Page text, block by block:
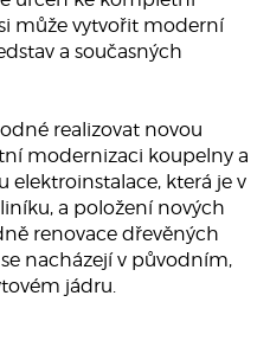
může vytvořit moderní
a současných
realizovat novou
modernizaci koupelny a
elektroinstalace, která je v
a položení nových
renovace dřevěných
nacházejí v původním,
jádru.